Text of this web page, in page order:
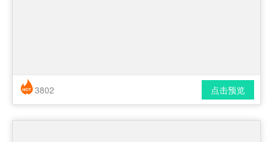
简历风格： 时尚 / 简洁 / 应届生
点击预览
3802